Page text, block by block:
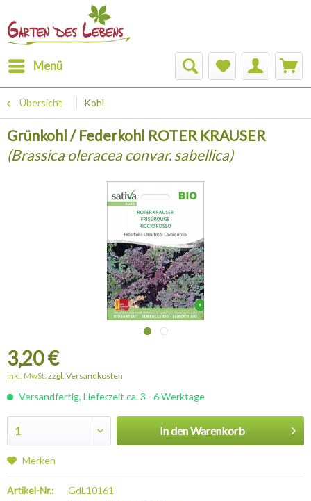
Menü
Übersicht Kohl
Grünkohl / Federkohl ROTER KRAUSER
(Brassica oleracea convar. sabellica)
3,20 €
inkl. MwSt. zzgl. Versandkosten
Versandfertig, Lieferzeit ca. 3 - 6 Werktage
In denWarenkorb
Merken
Artikel-Nr.:
GdL10161